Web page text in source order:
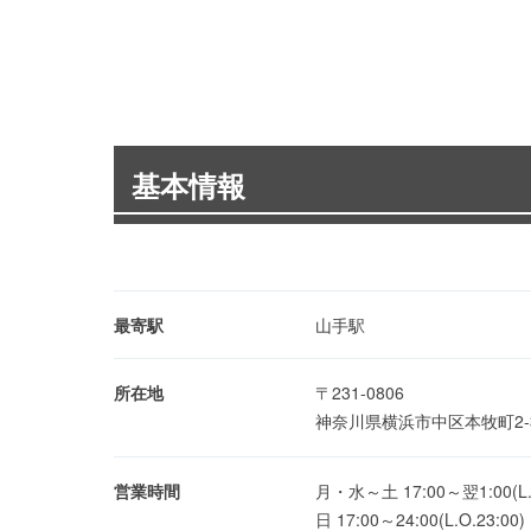
基本情報
最寄駅 山手駅
所在地
〒231-0806
神奈川県横浜市中区本牧町
営業時間
月・水～土 17:00～翌
日 17:00～24:00(L.O.23:00)